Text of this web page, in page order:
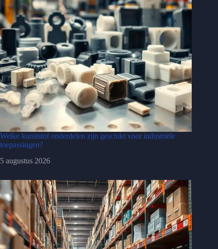
Welke kunststof onderdelen zijn geschikt voor industriële
toepassingen?
5 augustus 2026